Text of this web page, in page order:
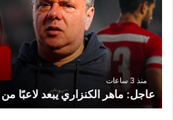
يبعد
لاعبًا
من
حساباته
في
الإفريقي
منذ 3 ساعات
عاجل: ماهر الكنزاري يبعد لاعبًا